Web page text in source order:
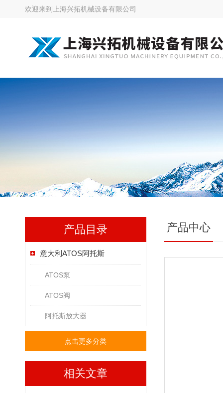
欢迎来到 上海兴拓机械设备有限公司
产品目录
意大利ATOS阿托斯
ATOS泵
ATOS阀
阿托斯放大器
点击更多分类
相关文章
产品中心